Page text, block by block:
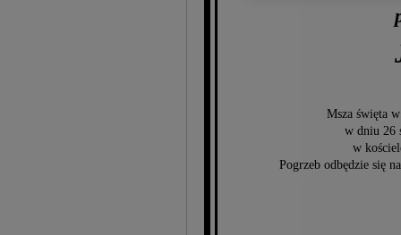
Msza święta
w dniu 26
w
Pogrzeb odbędzie się
Przechowywanie
treści, badnie